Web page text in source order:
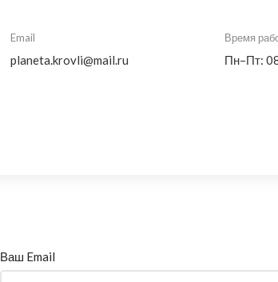
Email
planeta.krovli@mail.ru
Время
Пн–Пт:
Ваш Email